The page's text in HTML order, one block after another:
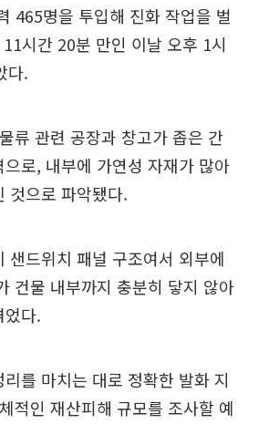
465명을 투입해 진화 작업을 벌
시간 20분 만인 이날 오후 1시
다.
류 관련 공장과 창고가 좁은 간
로, 내부에 가연성 자재가 많아
것으로 파악됐다.
샌드위치 패널 구조여서 외부에
건물 내부까지 충분히 닿지 않아
었다.
를 마치는 대로 정확한 발화 지
적인 재산피해 규모를 조사할 예